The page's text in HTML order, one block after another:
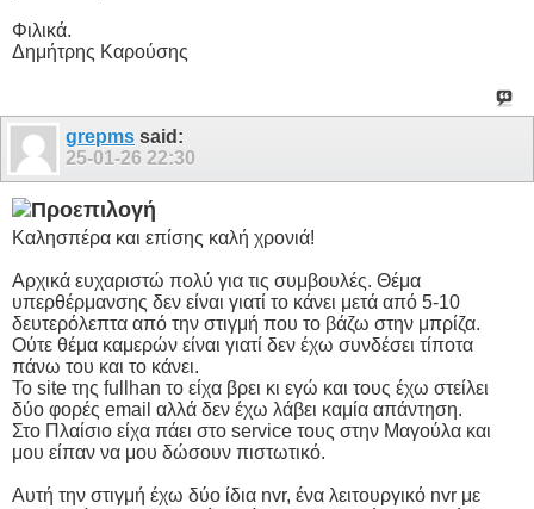
Φιλικά.
Δημήτρης Καρούσης
grepms said:
25-01-26 22:30
Καλησπέρα και επίσης καλή χρονιά!
Αρχικά ευχαριστώ πολύ για τις συμβουλές. Θέμα
υπερθέρμανσης δεν είναι γιατί το κάνει μετά από 5-10
δευτερόλεπτα από την στιγμή που το βάζω στην μπρίζα.
Ούτε θέμα καμερών είναι γιατί δεν έχω συνδέσει τίποτα
πάνω του και το κάνει.
Το site της fullhan το είχα βρει κι εγώ και τους έχω στείλει
δύο φορές email αλλά δεν έχω λάβει καμία απάντηση.
Στο Πλαίσιο είχα πάει στο service τους στην Μαγούλα και
μου είπαν να μου δώσουν πιστωτικό.
Αυτή την στιγμή έχω δύο ίδια nvr, ένα λειτουργικό nvr με